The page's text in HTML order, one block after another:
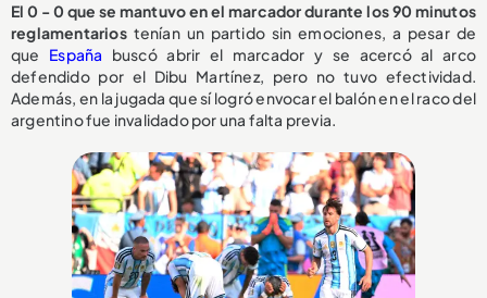
El 0 - 0 que se mantuvo en el marcador durante los 90 minutos
reglamentariostenían un partido sin emociones, a pesar de
que España buscó abrir el marcador y se acercó al arco
defendido por el Dibu Martínez, pero no tuvo efectividad.
Además, en la jugada que sí logró envocar el balón en el raco del
argentino fue invalidado por una falta previa.